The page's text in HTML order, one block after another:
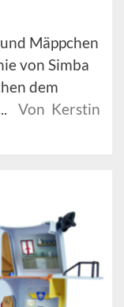
Mäppchen
von Simba
dem
Von Kerstin